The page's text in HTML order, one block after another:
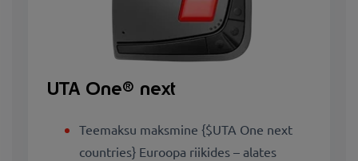
UTA One® next
Teemaksu maksmine {$UTA One next
countries} Euroopa riikides – alates